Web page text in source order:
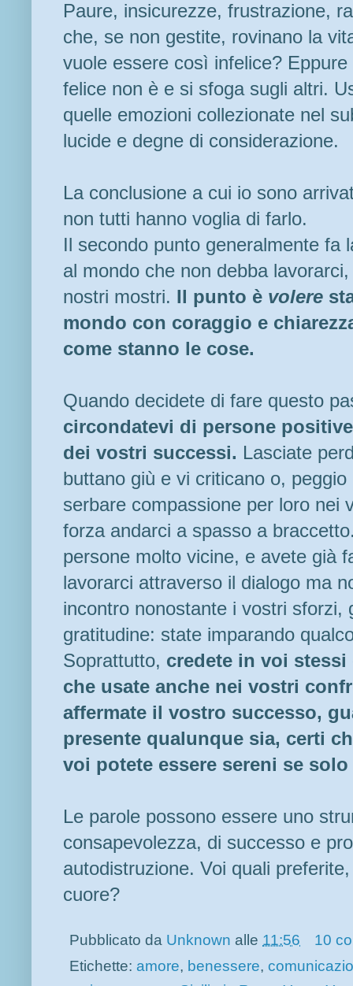
Paure, insicurezze, frustrazione,
che, se non gestite, rovinano la
vuole essere così infelice?
felice non è e si sfoga sugli altri.
quelle emozioni collezionate nel
lucide e degne di considerazione.
La conclusione a cui io sono
non tutti hanno voglia di farlo.
Il secondo punto generalmente
al mondo che non debba
nostri mostri.
Il punto è volere
mondo con coraggio e
come stanno le cose.
Quando decidete di fare questo
circondatevi di persone
dei vostri successi. Lasciate
buttano giù e vi criticano o,
serbare compassione per loro nei
forza andarci a spasso a
persone molto vicine, e avete già
lavorarci attraverso il dialogo ma
incontro nonostante i vostri sforzi,
gratitudine: state imparando
Soprattutto, credete in voi
che usate anche nei vostri
affermate il vostro successo,
presente qualunque sia, certi
voi potete essere sereni se
Le parole possono essere uno
consapevolezza, di successo e
autodistruzione. Voi quali
cuore?
Pubblicato da Unknown alle 11:56
10
Etichette: amore, benessere,